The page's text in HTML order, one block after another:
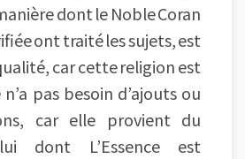
dont le Noble Coran
ont traité les sujets, est
car cette religion est
pas besoin d’ajouts ou
car elle provient du
dont L’Essence est